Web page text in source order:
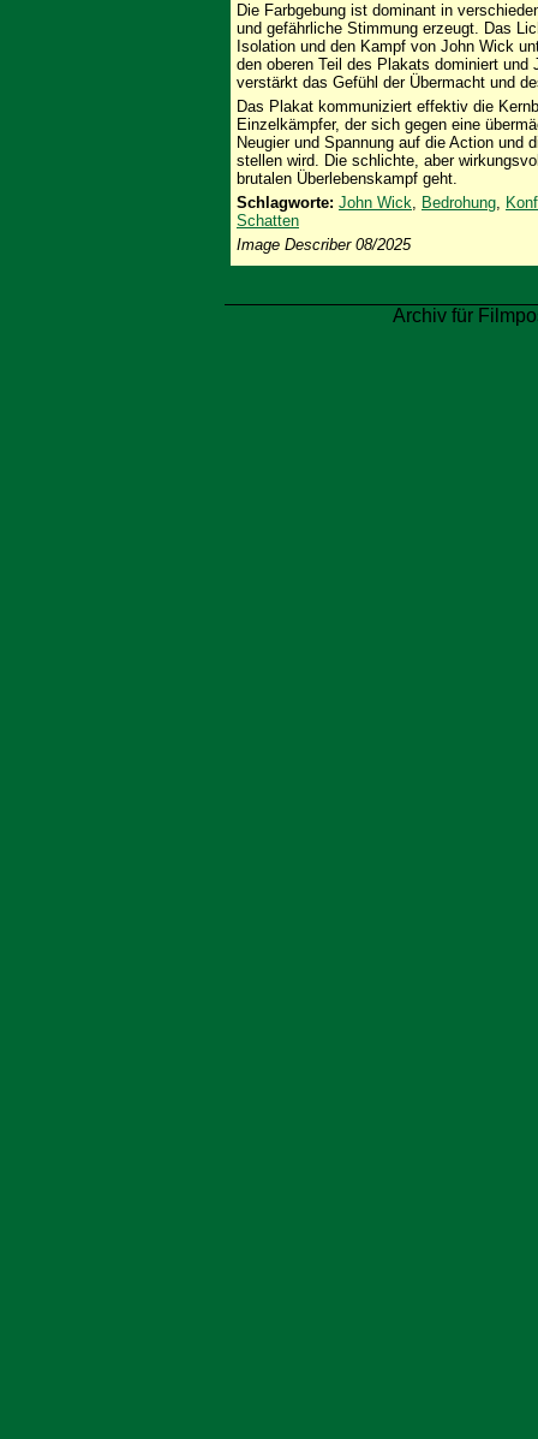
Die Farbgebung ist dominant in
und gefährliche Stimmung erzeugt. Das
Isolation und den Kampf von John Wick
den oberen Teil des Plakats dominiert
verstärkt das Gefühl der Übermacht und
Das Plakat kommuniziert effektiv die
Einzelkämpfer, der sich gegen eine
Neugier und Spannung auf die Action und
stellen wird. Die schlichte, aber
brutalen Überlebenskampf geht.
Schlagworte: John Wick, Bedrohung,
Schatten
Image Describer 08/2025
Archiv für